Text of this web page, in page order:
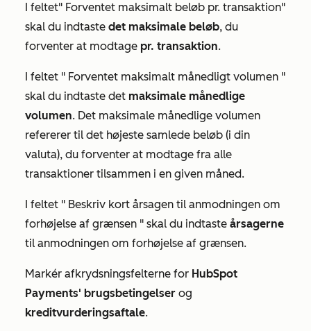
I feltet" Forventet maksimalt beløb pr. transaktion"
skal du indtaste det maksimale beløb, du
forventer at modtage pr. transaktion.
I feltet " Forventet maksimalt månedligt volumen "
skal du indtaste det maksimale månedlige
volumen. Det maksimale månedlige volumen
refererer til det højeste samlede beløb (i din
valuta), du forventer at modtage fra alle
transaktioner tilsammen i en given måned.
I feltet " Beskriv kort årsagen til anmodningen om
forhøjelse af grænsen " skal du indtaste årsagerne
til anmodningen om forhøjelse af grænsen.
Markér afkrydsningsfelterne for HubSpot
Payments' brugsbetingelser og
kreditvurderingsaftale.